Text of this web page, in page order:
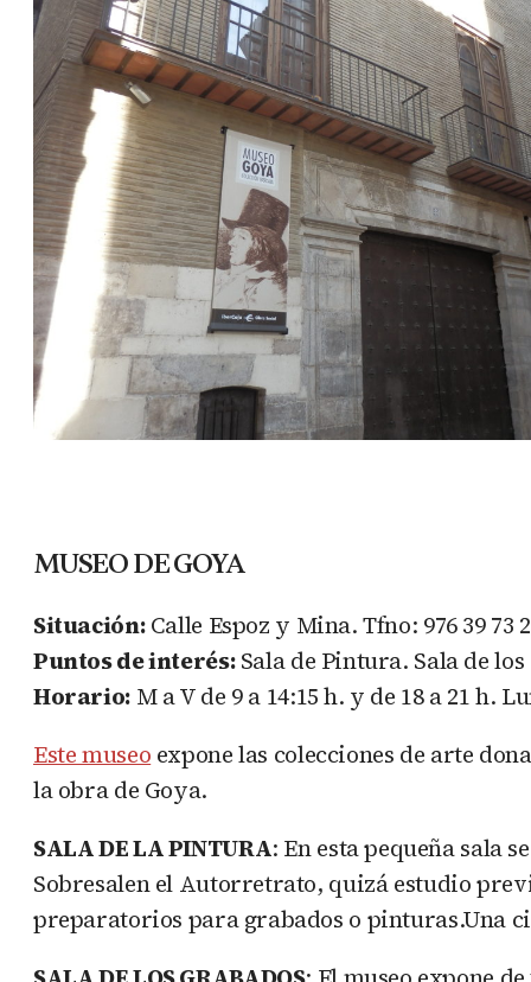
MUSEO DE GOYA
Situación:Calle Espoz y Mina. Tfno: 976 39 73
Puntos de interés:Sala de Pintura. Sala de
Horario:M a V de 9 a 14:15 h. y de 18 a 21 h.
Este museo expone las colecciones de arte
la obra de Goya.
SALA DE LA PINTURA: En esta pequeña sala
Sobresalen el Autorretrato, quizá estudio
preparatorios para grabados o pinturas.Una